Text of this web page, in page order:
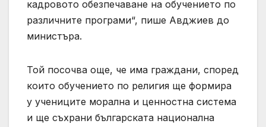
кадровото обезпечаване на обучението по
различните програми“, пише Авджиев до
министъра.
Той посочва още, че има граждани, според
които обучението по религия ще формира
у учениците морална и ценностна система
и ще съхрани българската национална